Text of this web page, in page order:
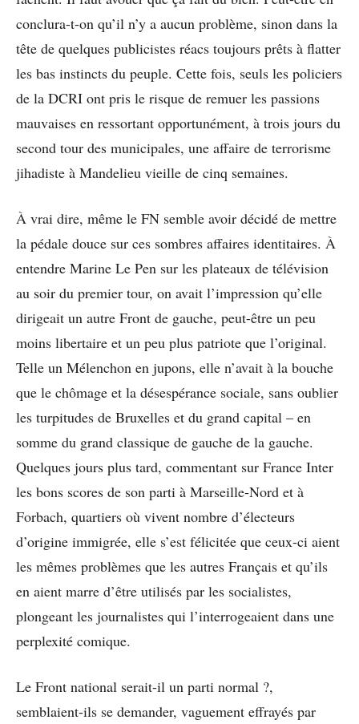
conclura-t-on qu’il n’y a aucun problème, sinon dans la
tête de quelques publicistes réacs toujours prêts à flatter
les bas instincts du peuple. Cette fois, seuls les policiers
de la DCRI ont pris le risque de remuer les passions
mauvaises en ressortant opportunément, à trois jours du
second tour des municipales, une affaire de terrorisme
jihadiste à Mandelieu vieille de cinq semaines.
À vrai dire, même le FN semble avoir décidé de mettre
la pédale douce sur ces sombres affaires identitaires. À
entendre Marine Le Pen sur les plateaux de télévision
au soir du premier tour, on avait l’impression qu’elle
dirigeait un autre Front de gauche, peut-être un peu
moins libertaire et un peu plus patriote que l’original.
Telle un Mélenchon en jupons, elle n’avait à la bouche
que le chômage et la désespérance sociale, sans oublier
les turpitudes de Bruxelles et du grand capital – en
somme du grand classique de gauche de la gauche.
Quelques jours plus tard, commentant sur France Inter
les bons scores de son parti à Marseille-Nord et à
Forbach, quartiers où vivent nombre d’électeurs
d’origine immigrée, elle s’est félicitée que ceux-ci aient
les mêmes problèmes que les autres Français et qu’ils
en aient marre d’être utilisés par les socialistes,
plongeant les journalistes qui l’interrogeaient dans une
perplexité comique.
Le Front national serait-il un parti normal ?,
semblaient-ils se demander, vaguement effrayés par